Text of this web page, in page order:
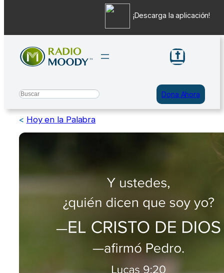
contenido
Search Dona Ahora
< Hoy en la Palabra
¡Descarga la aplicación!